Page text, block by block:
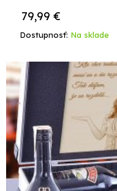
Dostupnosť: Na sklade
79,99 €